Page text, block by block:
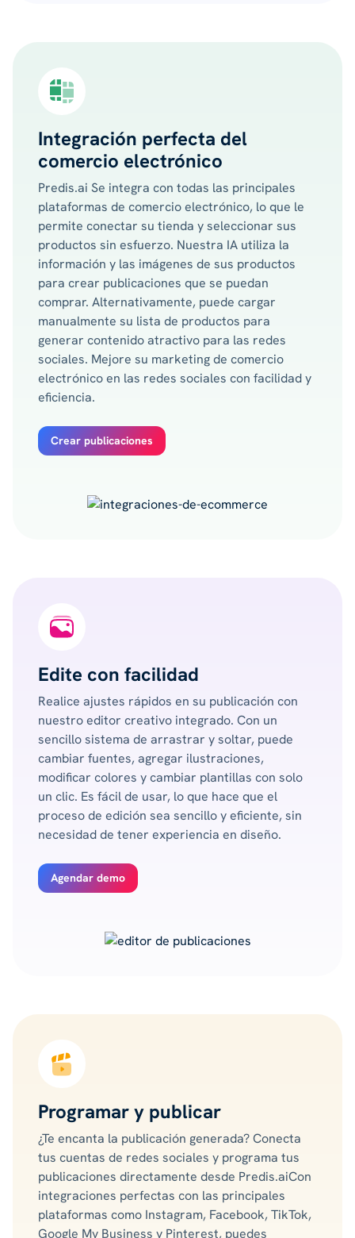
Integración perfecta del
comercio electrónico
Predis.ai Se integra con todas las principales
plataformas de comercio electrónico, lo que le
permite conectar su tienda y seleccionar sus
productos sin esfuerzo. Nuestra IA utiliza la
información y las imágenes de sus productos
para crear publicaciones que se puedan
comprar. Alternativamente, puede cargar
manualmente su lista de productos para
generar contenido atractivo para las redes
sociales. Mejore su marketing de comercio
electrónico en las redes sociales con facilidad y
eficiencia.
Crear publicaciones
Edite con facilidad
Realice ajustes rápidos en su publicación con
nuestro editor creativo integrado. Con un
sencillo sistema de arrastrar y soltar, puede
cambiar fuentes, agregar ilustraciones,
modificar colores y cambiar plantillas con solo
un clic. Es fácil de usar, lo que hace que el
proceso de edición sea sencillo y eficiente, sin
necesidad de tener experiencia en diseño.
Agendar demo
Programar y publicar
¿Te encanta la publicación generada? Conecta
tus cuentas de redes sociales y programa tus
publicaciones directamente desde Predis.aiCon
integraciones perfectas con las principales
plataformas como Instagram, Facebook, TikTok,
Google My Business y Pinterest, puedes